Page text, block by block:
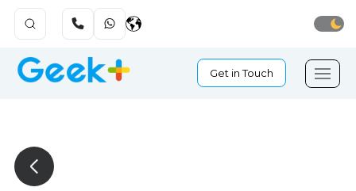
Get in Touch